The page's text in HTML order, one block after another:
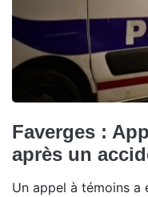
Faverges :
après un
Un appel à témoins a